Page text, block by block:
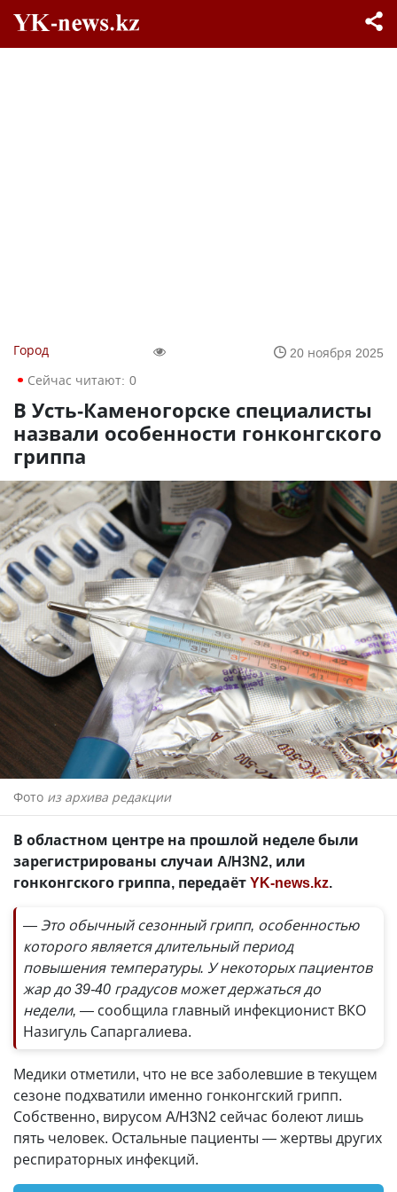
Город
20 ноября 2025
Сейчас читают: 0
В Усть-Каменогорске специалисты
назвали особенности гонконгского
гриппа
Фото из архива редакции
В областном центре на прошлой неделе были
зарегистрированы случаи A/H3N2, или
гонконгского гриппа, передаётYK-news.kz.
— Это обычный сезонный грипп, особенностью
которого является длительный период
повышения температуры. У некоторых пациентов
жар до 39-40 градусов может держаться до
недели, — сообщила главный инфекционист ВКО
Назигуль Сапаргалиева.
Медики отметили, что не все заболевшие в текущем
сезоне подхватили именно гонконгский грипп.
Собственно, вирусом A/H3N2 сейчас болеют лишь
пять человек. Остальные пациенты — жертвы других
респираторных инфекций.